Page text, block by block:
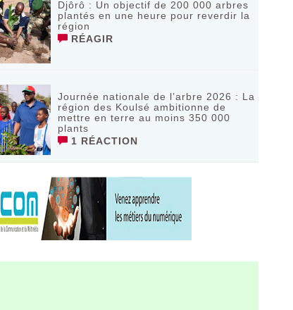
Djôrô : Un objectif de 200 000 arbres
plantés en une heure pour reverdir la
région
RÉAGIR
Journée nationale de l’arbre 2026 : La
région des Koulsé ambitionne de
mettre en terre au moins 350 000
plants
1 RÉACTION